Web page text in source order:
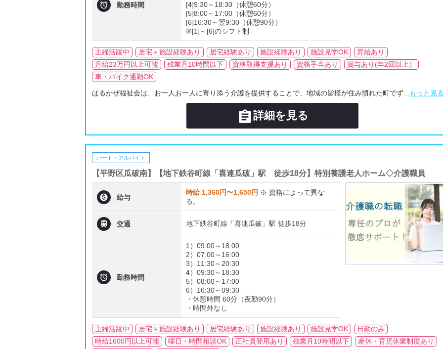
 勤務時間
[4]9:30～18:30（休憩60分）
[5]8:00～17:00（休憩60分）
[6]16:30～翌9:30（休憩90分）
※[1]～[6]のシフト制
主婦活躍中 居宅＋施設経験あり 居宅経験あり 施設経験あり 施設見学OK
昇給あり
月給23万円以上可能
残業月10時間以下 資格取得支援あり 資格手当あり
賞与あり(年2回以上）
車・バイク通勤OK
はるかぜ福祉会は、お一人お一人に寄り添う介護を提供することで、地域の皆様が住み慣れた町でず... もっと見
詳細を見る
パート・アルバイト
【平野区瓜破南】【地下鉄谷町線「喜連瓜破」駅 徒歩18分】特別養護老人ホーム◇介護職員
 給与
時給 1,360円〜1,650円 ※ 資格によって異な
る。
 交通 地下鉄谷町線「喜連瓜破」駅 徒歩18分
 勤務時間
1）09:00～18:00
2）07:00～16:00
3）11:30～20:30
4）09:30～18:30
5）08:00～17:00
6）16:30～09:30
・休憩時間 60分（夜勤90分）
・時間外なし
主婦活躍中 居宅＋施設経験あり 居宅経験あり 施設経験あり 施設見学OK
日勤のみ
時給1600円以上可能
曜日・時間相談OK 正社員登用あり 残業月10時間以下
産休・育児休業制度あり